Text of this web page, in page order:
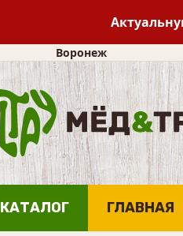
Воронеж
КАТАЛОГ ГЛАВНАЯ